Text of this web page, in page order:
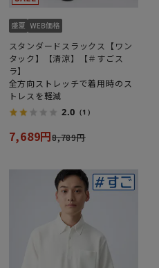
スタンダードスラックス【ワン
タック】【清涼】【＃すごス
ラ】
全方向ストレッチで着用時のス
トレスを軽減
2.0 （1）
7,689円8,789円